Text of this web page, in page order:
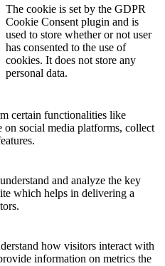
The cookie is set by the GDPR
Cookie Consent plugin and is
used to store whether or not user
has consented to the use of
cookies. It does not store any
personal data.
certain functionalities like
on social media platforms, collect
and analyze the key
which helps in delivering a
how visitors interact with
information on metrics the